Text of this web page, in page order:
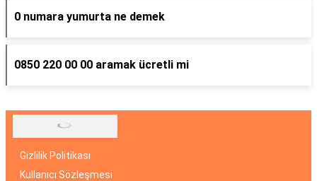
0 numara yumurta ne demek
0850 220 00 00 aramak ücretli mi
Gizlilik Politikası
Kullanıcı Sözleşmesi